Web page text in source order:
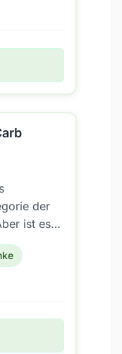
der
ist es